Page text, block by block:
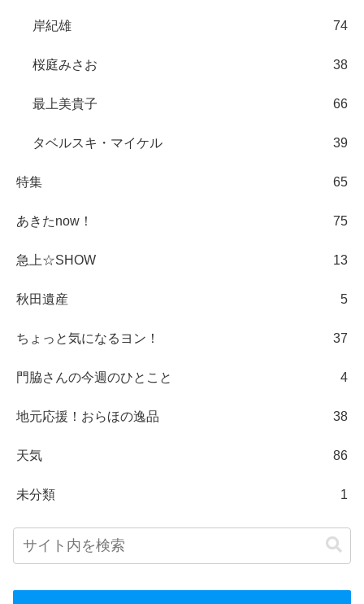
岸紀雄 74
桜庭みさお 38
最上美貴子 66
タベルスキ・マイケル 39
特集 65
あきたnow！ 75
急上☆SHOW 13
秋田遺産 5
ちょっと気になるヨン！ 37
門脇さんの今週のひとこと 4
地元応援！おらほの逸品 38
天気 86
未分類 1